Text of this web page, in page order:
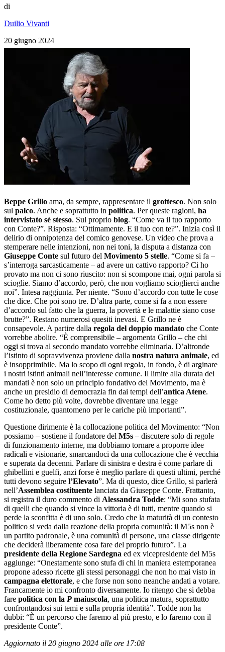
di
Duilio Vivanti
20 giugno 2024
Beppe Grillo ama, da sempre, rappresentare il grottesco. Non solo
sul palco. Anche e soprattutto in politica. Per queste ragioni, ha
intervistato sé stesso. Sul proprio blog. “Come va il tuo rapporto
con Conte?”. Risposta: “Ottimamente. E il tuo con te?”. Inizia così il
delirio di onnipotenza del comico genovese. Un video che prova a
stemperare nelle intenzioni, non nei toni, la disputa a distanza con
Giuseppe Conte sul futuro del Movimento 5 stelle. “Come si fa –
s’interroga sarcasticamente – ad avere un cattivo rapporto? Ci ho
provato ma non ci sono riuscito: non si scompone mai, ogni parola si
scioglie. Siamo d’accordo, però, che non vogliamo scioglierci anche
noi”. Intesa raggiunta. Per niente. “Sono d’accordo con tutte le cose
che dice. Che poi sono tre. D’altra parte, come si fa a non essere
d’accordo sul fatto che la guerra, la povertà e le malattie siano cose
brutte?”. Restano numerosi quesiti inevasi. E Grillo ne è
consapevole. A partire dalla regola del doppio mandato che Conte
vorrebbe abolire. “È comprensibile – argomenta Grillo – che chi
oggi si trova al secondo mandato vorrebbe eliminarla. D’altronde
l’istinto di sopravvivenza proviene dalla nostra natura animale, ed
è insopprimibile. Ma lo scopo di ogni regola, in fondo, è di arginare
i nostri istinti animali nell’interesse comune. Il limite alla durata dei
mandati è non solo un principio fondativo del Movimento, ma è
anche un presidio di democrazia fin dai tempi dell’antica Atene.
Come ho detto più volte, dovrebbe diventare una legge
costituzionale, quantomeno per le cariche più importanti”.
Questione dirimente è la collocazione politica del Movimento: “Non
possiamo – sostiene il fondatore del M5s – discutere solo di regole
di funzionamento interne, ma dobbiamo tornare a proporre idee
radicali e visionarie, smarcandoci da una collocazione che è vecchia
e superata da decenni. Parlare di sinistra e destra è come parlare di
ghibellini e guelfi, anzi forse è meglio parlare di questi ultimi, perché
tutti devono seguire l’Elevato”. Ma di questo, dice Grillo, si parlerà
nell’Assemblea costituente lanciata da Giuseppe Conte. Frattanto,
si registra il duro commento di Alessandra Todde: “Mi sono stufata
di quelli che quando si vince la vittoria è di tutti, mentre quando si
perde la sconfitta è di uno solo. Credo che la maturità di un contesto
politico si veda dalla reazione della propria comunità: il M5s non è
un partito padronale, è una comunità di persone, una classe dirigente
che deciderà liberamente cosa fare del proprio futuro”. La
presidente della Regione Sardegna ed ex vicepresidente del M5s
aggiunge: “Onestamente sono stufa di chi in maniera estemporanea
propone adesso ricette gli stessi personaggi che non ho mai visto in
campagna elettorale, e che forse non sono neanche andati a votare.
Francamente io mi confronto diversamente. Io ritengo che si debba
fare politica con la P maiuscola, una politica matura, soprattutto
confrontandosi sui temi e sulla propria identità”. Todde non ha
dubbi: “È un percorso che faremo al più presto, e lo faremo con il
presidente Conte”.
Aggiornato il 20 giugno 2024 alle ore 17:08